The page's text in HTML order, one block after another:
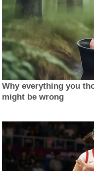
Why everything you
might be wrong